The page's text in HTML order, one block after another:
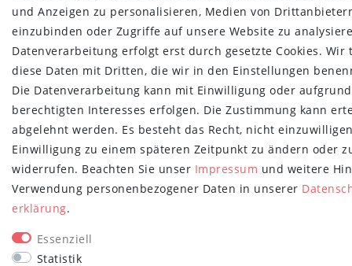
und Anzeigen zu personalisieren, Medien von
einzubinden oder Zugriffe auf unsere Website zu
Datenverarbeitung erfolgt erst durch gesetzte Cookies. Wir
diese Daten mit Dritten, die wir in den Einstellungen
Die Datenverarbeitung kann mit Einwilligung oder
berechtigten Interesses erfolgen. Die Zustimmung kann
abgelehnt werden. Es besteht das Recht, nicht
Einwilligung zu einem späteren Zeitpunkt zu ändern oder
widerrufen. Beachten Sie unser Impressum und weitere
Verwendung personenbezogener Daten in unserer
erklärung.
Essenziell
Statistik